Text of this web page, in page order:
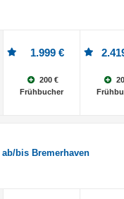
1.999 €
200 €
Frühbucher
bis Bremerhaven